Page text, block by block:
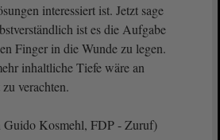
interessiert ist. Jetzt sage
ist es die Aufgabe
Finger in die Wunde zu legen.
inhaltliche Tiefe wäre an
verachten.
Guido Kosmehl, FDP - Zuruf)